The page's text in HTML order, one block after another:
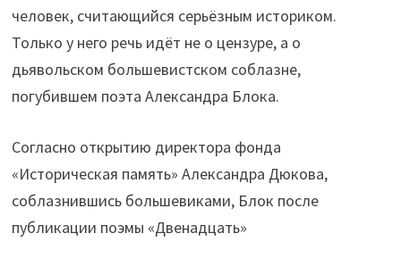
человек, считающийся серьёзным историком.
Только у него речь идёт не о цензуре, а о
дьявольском большевистском соблазне,
погубившем поэта Александра Блока.
Согласно открытию директора фонда
«Историческая память» Александра Дюкова,
соблазнившись большевиками, Блок после
публикации поэмы «Двенадцать»